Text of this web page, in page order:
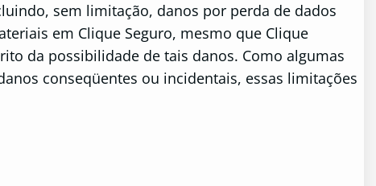
sem limitação, danos por perda de dados
em Clique Seguro, mesmo que Clique
da possibilidade de tais danos. Como algumas
conseqüentes ou incidentais, essas limitações